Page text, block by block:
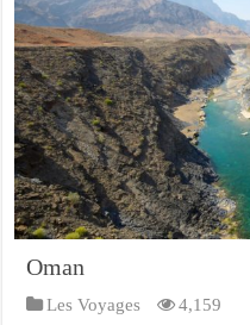
Oman
Les Voyages 4,159